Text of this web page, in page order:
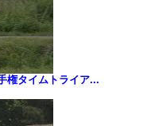
権タイムトライア...